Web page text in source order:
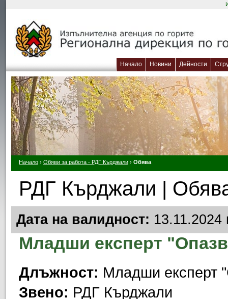
Начало Новини Дейности
Начало › Обяви за работа - РДГ Кърджали › Обява
РДГ Кърджали |
Дата на валидност: 13.11.2024
Младши експерт
Длъжност: Младши експерт
Звено: РДГ Кърджали